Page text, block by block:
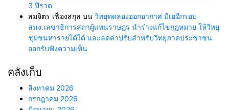
3 ปีรวด
สมจิตร เฟื่องสกุล บน วิทยุทดลองออกอากาศ มีเฮอีกรอบ
สนง.เลขาธิการสภาผู้แทนราษฎร นำร่างแก้ไขกฎหมาย ให้วิทยุ
ชุมชนหารายได้ได้ และลดค่าปรับสำหรับวิทยุภาคประชาชน
ออกรับฟังความเห็น
คลังเก็บ
สิงหาคม 2026
กรกฎาคม 2026